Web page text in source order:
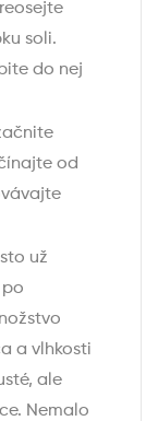
soli.
do nej
od
už
a vlhkosti
ale
Nemalo